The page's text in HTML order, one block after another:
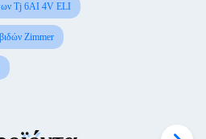
Tj 6AI 4V ELI
Zimmer